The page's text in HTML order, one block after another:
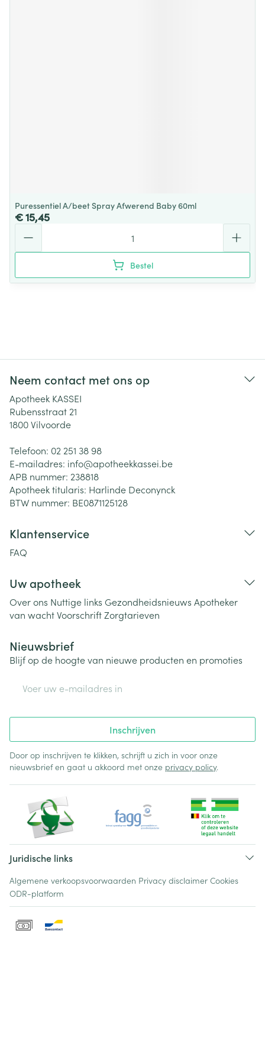
Puressentiel A/beet Spray Afwerend Baby 60ml
€ 15,45
Bestel
Neem contact met ons op
Apotheek KASSEI
Rubensstraat 21
1800Vilvoorde
Telefoon: 02 251 38 98
E-mailadres: info@apotheekkassei.be
APB nummer: 238818
Apotheek titularis: Harlinde Deconynck
BTW nummer: BE0871125128
Klantenservice
FAQ
Uw apotheek
Over ons Nuttige links Gezondheidsnieuws Apotheker
van wachtVoorschriftZorgtarieven
Nieuwsbrief
Blijf op de hoogte van nieuwe producten en promoties
Inschrijven
Door op inschrijven te klikken, schrijft u zich in voor onze
nieuwsbrief en gaat u akkoord met onze privacy policy.
Juridische links
Algemene verkoopsvoorwaarden Privacy disclaimer Cookies
ODR-platform